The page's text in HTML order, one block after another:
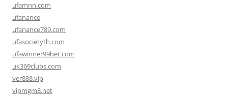
ufamnn.com
ufanance
ufanance789.com
ufasocietyth.com
ufawinner99bet.com
uk369clubs.com
ver888.vip
vipmgm8.net